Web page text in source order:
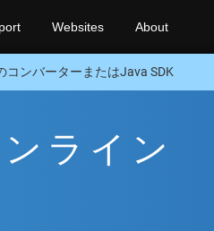
Websites About
コンバーターまたはJava SDK
ライン